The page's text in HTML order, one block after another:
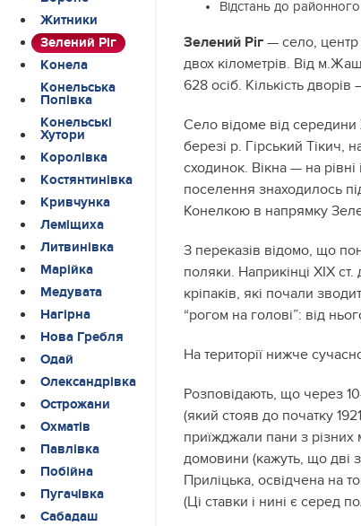
Житники
Зелений Ріг
Конела
Конельська
Попівка
Конельські
Хутори
Королівка
Костянтинівка
Кривчунка
Леміщиха
Литвинівка
Марійка
Медувата
Нагірна
Нова Гребля
Одай
Олександрівка
Острожани
Охматів
Павлівка
Побійна
Пугачівка
Сабадаш
Відстань до
Зелений Ріг — село, центр
двох кілометрів. Від
628 осіб. Кількість дворів
Село відоме від середини
березі р. Гірський Тікич,
сходинок. Вікна — на
поселення знаходилось
Конелкою в напрямку
З переказів відомо, що
поляки. Наприкінці ХIХ
кріпаків, які почали
“рогом на голові”: від
На території нижче
Розповідають, що через
(який стояв до початку
приїжджали пани з різних
домовини (кажуть, що дві
Приліцька, освідчена на
(Ці ставки і нині є серед